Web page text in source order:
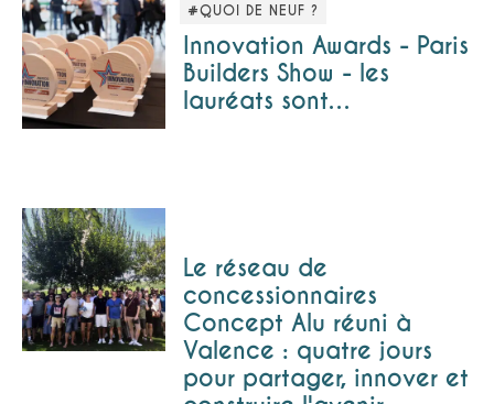
#QUOI DE NEUF ?
Innovation Awards - Paris
Builders Show - les
lauréats sont…
Le réseau de
concessionnaires
Concept Alu réuni à
Valence : quatre jours
pour partager, innover et